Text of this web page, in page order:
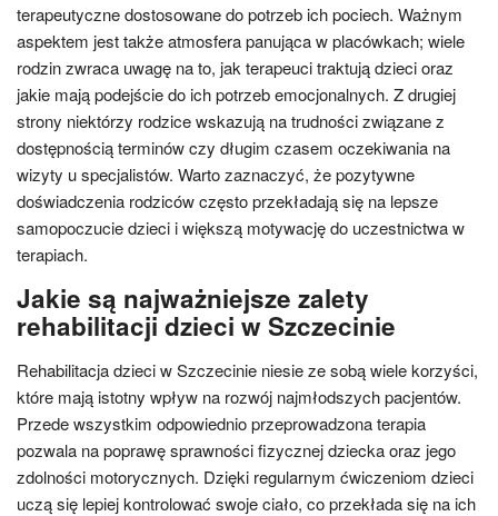
terapeutyczne dostosowane do potrzeb ich pociech. Ważnym
aspektem jest także atmosfera panująca w placówkach; wiele
rodzin zwraca uwagę na to, jak terapeuci traktują dzieci oraz
jakie mają podejście do ich potrzeb emocjonalnych. Z drugiej
strony niektórzy rodzice wskazują na trudności związane z
dostępnością terminów czy długim czasem oczekiwania na
wizyty u specjalistów. Warto zaznaczyć, że pozytywne
doświadczenia rodziców często przekładają się na lepsze
samopoczucie dzieci i większą motywację do uczestnictwa w
terapiach.
Jakie są najważniejsze zalety
rehabilitacji dzieci w Szczecinie
Rehabilitacja dzieci w Szczecinie niesie ze sobą wiele korzyści,
które mają istotny wpływ na rozwój najmłodszych pacjentów.
Przede wszystkim odpowiednio przeprowadzona terapia
pozwala na poprawę sprawności fizycznej dziecka oraz jego
zdolności motorycznych. Dzięki regularnym ćwiczeniom dzieci
uczą się lepiej kontrolować swoje ciało, co przekłada się na ich